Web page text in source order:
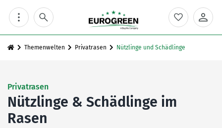
Skip
content
Themenwelten Privatrasen Nützlinge und Schädlinge
Privatrasen
Nützlinge & Schädlinge im
Rasen